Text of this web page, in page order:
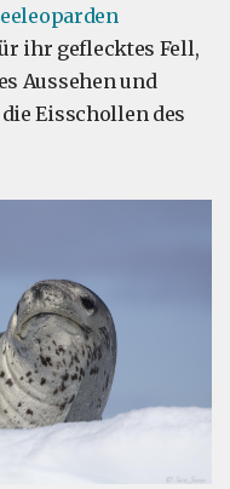
ihr geflecktes Fell,
Aussehen und
Eisschollen des